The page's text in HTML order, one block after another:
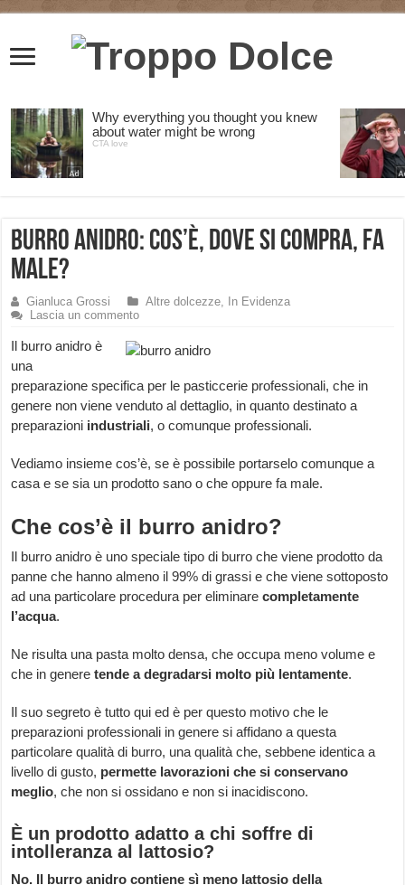
Burro Anidro: cos’è, dove si compra, fa
male?
Gianluca Grossi Altre dolcezze,
In Evidenza
Lascia un commento
Il burro anidro è
una
preparazione specifica per le pasticcerie professionali, che in
genere non viene venduto al dettaglio, in quanto destinato a
preparazioni industriali, o comunque professionali.
Vediamo insieme cos’è, se è possibile portarselo comunque a
casa e se sia un prodotto sano o che oppure fa male.
Che cos’è il burro anidro?
Il burro anidro è uno speciale tipo di burro che viene prodotto da
panne che hanno almeno il 99% di grassi e che viene sottoposto
ad una particolare procedura per eliminarecompletamente
l’acqua.
Ne risulta una pasta molto densa, che occupa meno volume e
che in generetende a degradarsi molto più lentamente.
Il suo segreto è tutto qui ed è per questo motivo che le
preparazioni professionali in genere si affidano a questa
particolare qualità di burro, una qualità che, sebbene identica a
livello di gusto, permette lavorazioni che si conservano
meglio, che non si ossidano e non si inacidiscono.
È un prodotto adatto a chi soffre di
intolleranza al lattosio?
No. Il burro anidro contiene sì meno lattosio della